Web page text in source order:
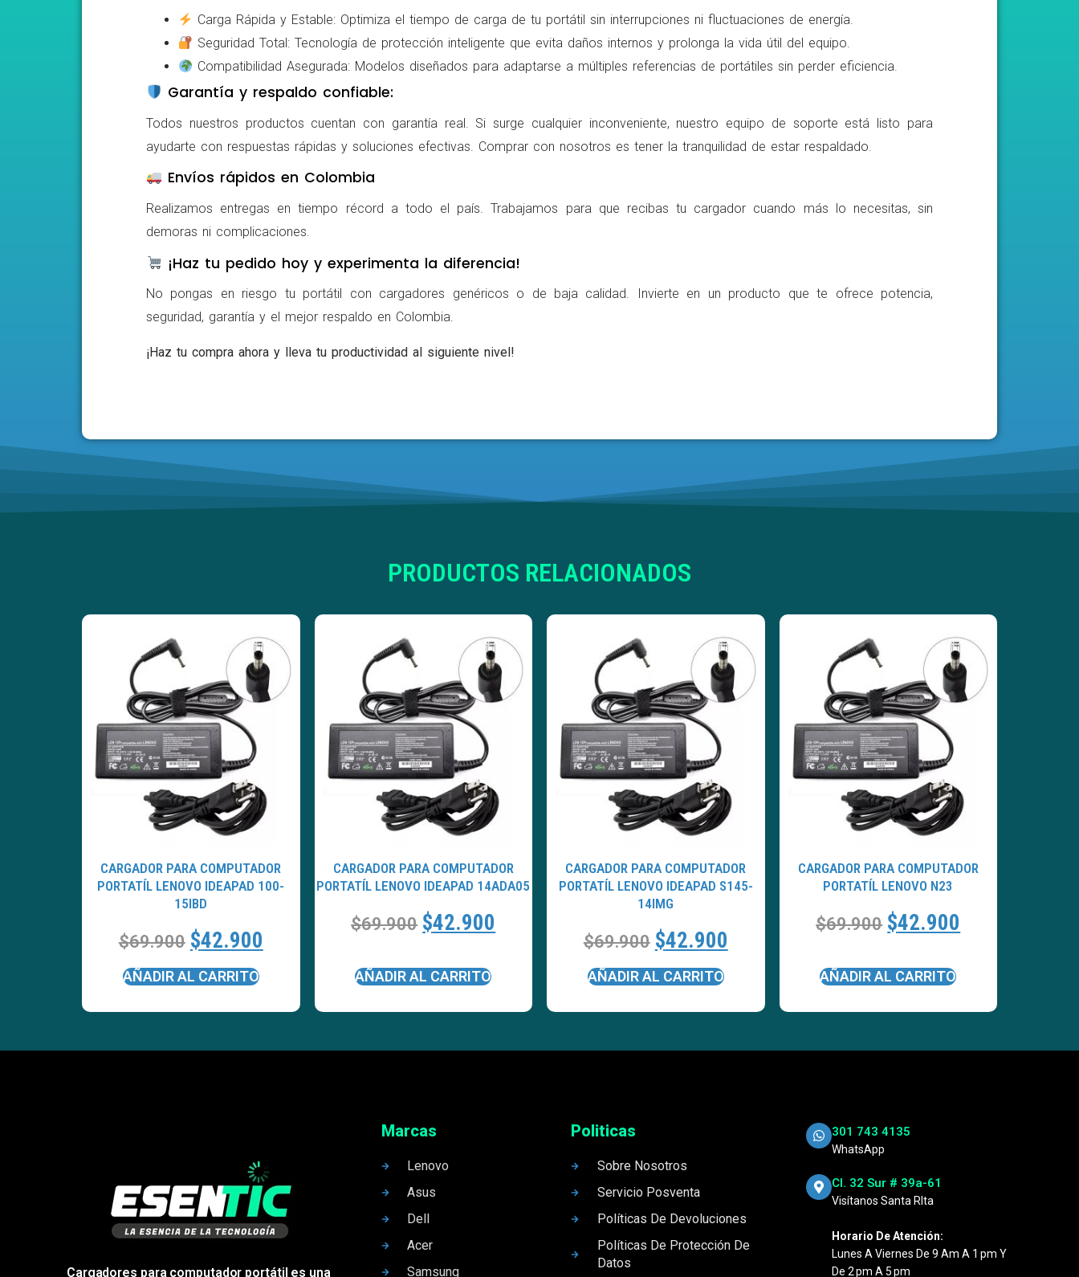
Carga Rápida y Estable: Optimiza el tiempo de carga de tu portátil sin interrupciones ni fluctuaciones de energía.
Seguridad Total: Tecnología de protección inteligente que evita daños internos y prolonga la vida útil del equipo.
Compatibilidad Asegurada: Modelos diseñados para adaptarse a múltiples referencias de portátiles sin perder eficiencia.
Garantía y respaldo confiable:
Todos nuestros productos cuentan con garantía real. Si surge cualquier inconveniente, nuestro equipo de soporte está listo para
ayudarte con respuestas rápidas y soluciones efectivas. Comprar con nosotros es tener la tranquilidad de estar respaldado.
Envíos rápidos en Colombia
Realizamos entregas en tiempo récord a todo el país. Trabajamos para que recibas tu cargador cuando más lo necesitas, sin
demoras ni complicaciones.
¡Haz tu pedido hoy y experimenta la diferencia!
No pongas en riesgo tu portátil con cargadores genéricos o de baja calidad. Invierte en un producto que te ofrece potencia,
seguridad, garantía y el mejor respaldo en Colombia.
¡Haz tu compra ahora y lleva tu productividad al siguiente nivel!
PRODUCTOS RELACIONADOS
CARGADOR PARA COMPUTADOR
PORTATÍL LENOVO IDEAPAD 100-
15IBD
$69.900 $42.900
AÑADIR AL CARRITO
CARGADOR PARA COMPUTADOR
PORTATÍL LENOVO IDEAPAD 14ADA05
$69.900 $42.900
AÑADIR AL CARRITO
CARGADOR PARA COMPUTADOR
PORTATÍL LENOVO IDEAPAD S145-
14IMG
$69.900 $42.900
AÑADIR AL CARRITO
CARGADOR PARA COMPUTADOR
PORTATÍL LENOVO N23
$69.900 $42.900
AÑADIR AL CARRITO
Cargadores para computador portátil es una
Marcas
Lenovo
Asus
Dell
Acer
Samsung
Politicas
Sobre Nosotros
Servicio Posventa
Políticas De Devoluciones
Políticas De Protección De
Datos
301 743 4135
WhatsApp
Cl. 32 Sur # 39a-61
Visítanos Santa RIta
Horario De Atención:
Lunes A Viernes De 9 Am A 1 Pm Y
De 2 Pm A 5 Pm